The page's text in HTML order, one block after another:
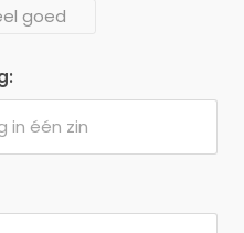
goed